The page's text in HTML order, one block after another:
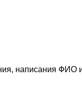
написания